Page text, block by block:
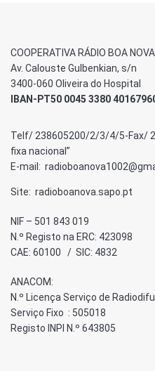
COOPERATIVA RÁDIO BOA
Av. Calouste Gulbenkian, s/n
3400-060 Oliveira do Hospital
IBAN-PT50 0045 3380
Telf/ 238605200/2/3/4/5-Fax/
fixa nacional”
E-mail:
Site: radioboanova.sapo.pt
NIF – 501 843 019
N.º Registo na ERC: 423098
CAE: 60100 / SIC: 4832
ANACOM:
N.º Licença Serviço de
Serviço Fixo : 505018
Registo INPI N.º 643805